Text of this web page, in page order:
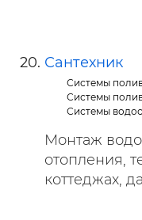
Сантехник
Системы
Системы
Системы
Монтаж
отопления,
коттеджах,